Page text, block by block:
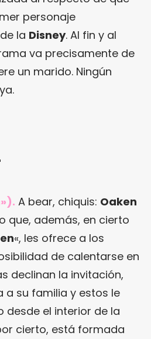
personaje
la Disney. Al fin y al
va precisamente de
un marido. Ningún
A bear, chiquis: Oaken
que, además, en cierto
«, les ofrece a los
de calentarse en
declinan la invitación,
a su familia y estos le
desde el interior de la
cierto, está formada